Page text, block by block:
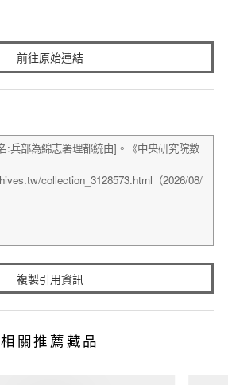
前往原始連結
複製引用資訊
相關推薦藏品